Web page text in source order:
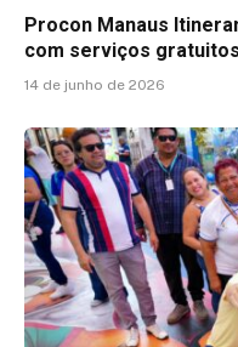
Procon Manaus
com serviços
14 de junho de 2026